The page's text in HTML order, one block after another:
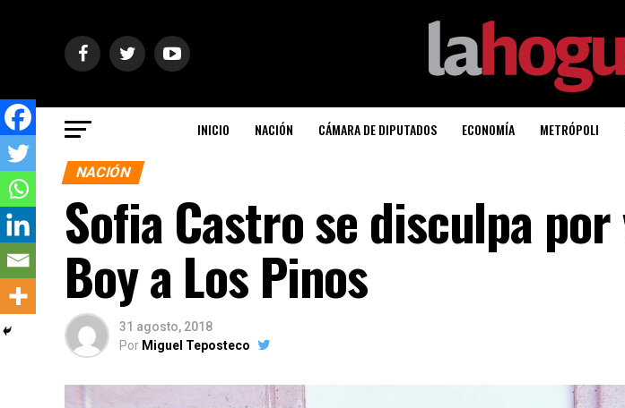
INICIO NACIÓN CÁMARA DE DIPUTADOS ECONOMÍA METRÓPOLI
NACIÓN
Sofia Castro se disculpa
Boy a Los Pinos
31 agosto, 2018
Por Miguel Teposteco